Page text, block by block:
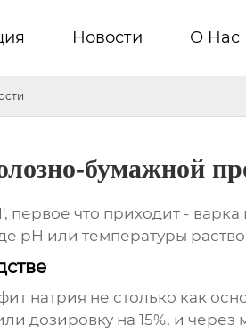
Новости О Hас
бумажной
первое что приходит -
pH или температуры
натрия не столько как
дозировку на 15%, и